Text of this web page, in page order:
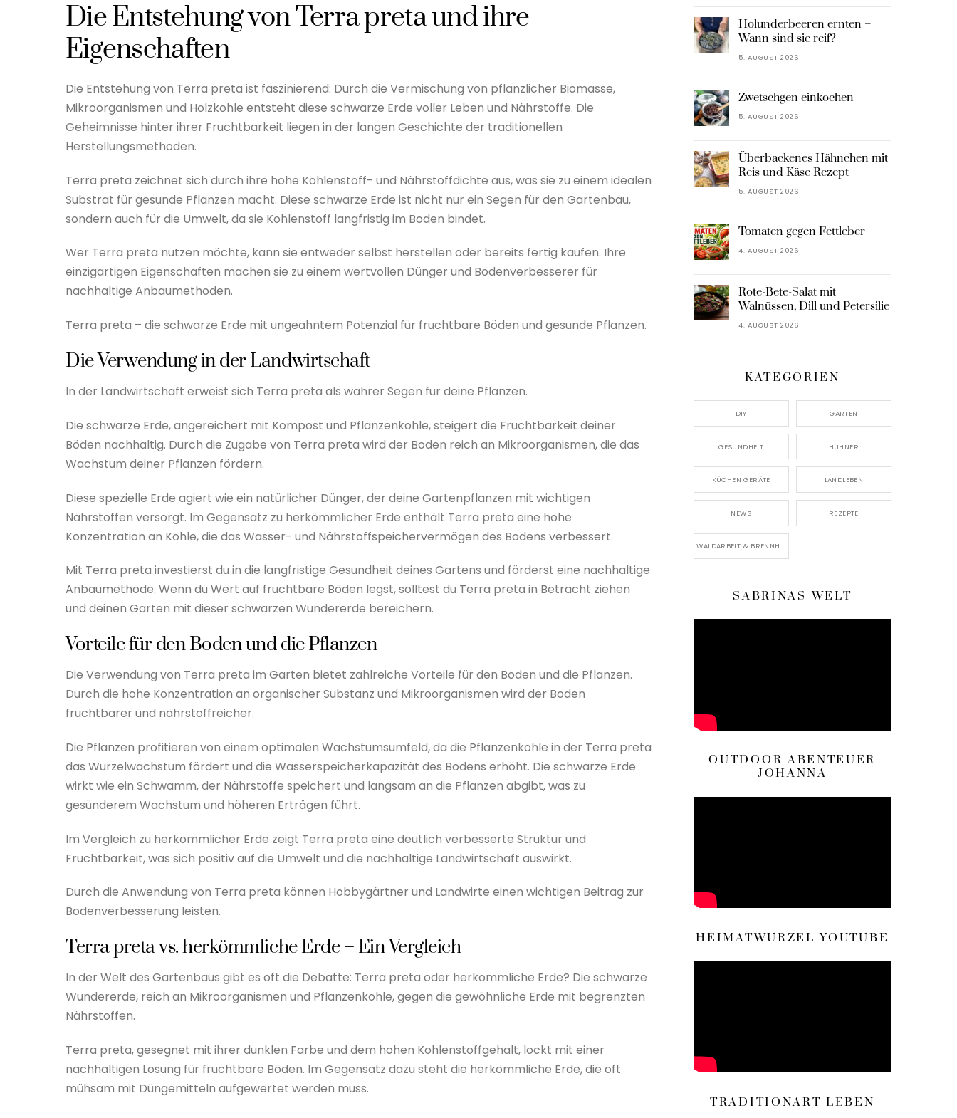
Die Entstehung von Terra preta und ihre
Eigenschaften
Die Entstehung von Terra preta ist faszinierend: Durch die Vermischung von pflanzlicher Biomasse,
Mikroorganismen und Holzkohle entsteht diese schwarze Erde voller Leben und Nährstoffe. Die
Geheimnisse hinter ihrer Fruchtbarkeit liegen in der langen Geschichte der traditionellen
Herstellungsmethoden.
Terra preta zeichnet sich durch ihre hohe Kohlenstoff- und Nährstoffdichte aus, was sie zu einem idealen
Substrat für gesunde Pflanzen macht. Diese schwarze Erde ist nicht nur ein Segen für den Gartenbau,
sondern auch für die Umwelt, da sie Kohlenstoff langfristig im Boden bindet.
Wer Terra preta nutzen möchte, kann sie entweder selbst herstellen oder bereits fertig kaufen. Ihre
einzigartigen Eigenschaften machen sie zu einem wertvollen Dünger und Bodenverbesserer für
nachhaltige Anbaumethoden.
Terra preta – die schwarze Erde mit ungeahntem Potenzial für fruchtbare Böden und gesunde Pflanzen.
Die Verwendung in der Landwirtschaft
In der Landwirtschaft erweist sich Terra preta als wahrer Segen für deine Pflanzen.
Die schwarze Erde, angereichert mit Kompost und Pflanzenkohle, steigert die Fruchtbarkeit deiner
Böden nachhaltig. Durch die Zugabe von Terra preta wird der Boden reich an Mikroorganismen, die das
Wachstum deiner Pflanzen fördern.
Diese spezielle Erde agiert wie ein natürlicher Dünger, der deine Gartenpflanzen mit wichtigen
Nährstoffen versorgt. Im Gegensatz zu herkömmlicher Erde enthält Terra preta eine hohe
Konzentration an Kohle, die das Wasser- und Nährstoffspeichervermögen des Bodens verbessert.
Mit Terra preta investierst du in die langfristige Gesundheit deines Gartens und förderst eine nachhaltige
Anbaumethode. Wenn du Wert auf fruchtbare Böden legst, solltest du Terra preta in Betracht ziehen
und deinen Garten mit dieser schwarzen Wundererde bereichern.
Vorteile für den Boden und die Pflanzen
Die Verwendung von Terra preta im Garten bietet zahlreiche Vorteile für den Boden und die Pflanzen.
Durch die hohe Konzentration an organischer Substanz und Mikroorganismen wird der Boden
fruchtbarer und nährstoffreicher.
Die Pflanzen profitieren von einem optimalen Wachstumsumfeld, da die Pflanzenkohle in der Terra preta
das Wurzelwachstum fördert und die Wasserspeicherkapazität des Bodens erhöht. Die schwarze Erde
wirkt wie ein Schwamm, der Nährstoffe speichert und langsam an die Pflanzen abgibt, was zu
gesünderem Wachstum und höheren Erträgen führt.
Im Vergleich zu herkömmlicher Erde zeigt Terra preta eine deutlich verbesserte Struktur und
Fruchtbarkeit, was sich positiv auf die Umwelt und die nachhaltige Landwirtschaft auswirkt.
Durch die Anwendung von Terra preta können Hobbygärtner und Landwirte einen wichtigen Beitrag zur
Bodenverbesserung leisten.
Terra preta vs. herkömmliche Erde – Ein Vergleich
In der Welt des Gartenbaus gibt es oft die Debatte: Terra preta oder herkömmliche Erde? Die schwarze
Wundererde, reich an Mikroorganismen und Pflanzenkohle, gegen die gewöhnliche Erde mit begrenzten
Nährstoffen.
Terra preta, gesegnet mit ihrer dunklen Farbe und dem hohen Kohlenstoffgehalt, lockt mit einer
nachhaltigen Lösung für fruchtbare Böden. Im Gegensatz dazu steht die herkömmliche Erde, die oft
mühsam mit Düngemitteln aufgewertet werden muss.
Holunderbeeren ernten –
Wann sind sie reif?
5. AUGUST 2026
Zwetschgen einkochen
5. AUGUST 2026
Überbackenes Hähnchen mit
Reis und Käse Rezept
5. AUGUST 2026
Tomaten gegen Fettleber
4. AUGUST 2026
Rote-Bete-Salat mit
Walnüssen, Dill und Petersilie
4. AUGUST 2026
KATEGORIEN
DIY GARTEN
GESUNDHEIT HÜHNER
KÜCHEN GERÄTE LANDLEBEN
NEWS REZEPTE
WALDARBEIT & BRENNHOLZ
SABRINAS WELT
OUTDOOR ABENTEUER
JOHANNA
HEIMATWURZEL YOUTUBE
TRADITIONART LEBEN